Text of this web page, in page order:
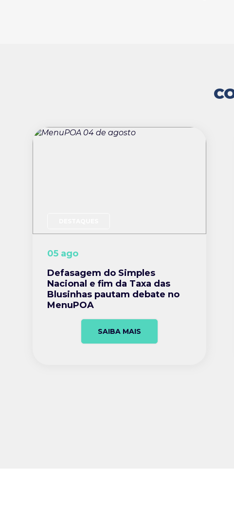
05 ago
Defasagem do Simples
Nacional e fim da Taxa das
Blusinhas pautam debate no
MenuPOA
SAIBA MAIS